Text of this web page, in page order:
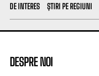
DE INTERES
ȘTIRI PE REGIUNI
DESPRE NOI